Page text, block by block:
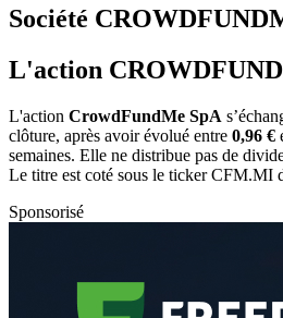
Société
L'action
L'action CrowdFundMe SpA
clôture, après avoir évolué entre 0,96 €
semaines. Elle ne distribue pas de
Le titre est coté sous le tickerCFM.MI
Sponsorisé